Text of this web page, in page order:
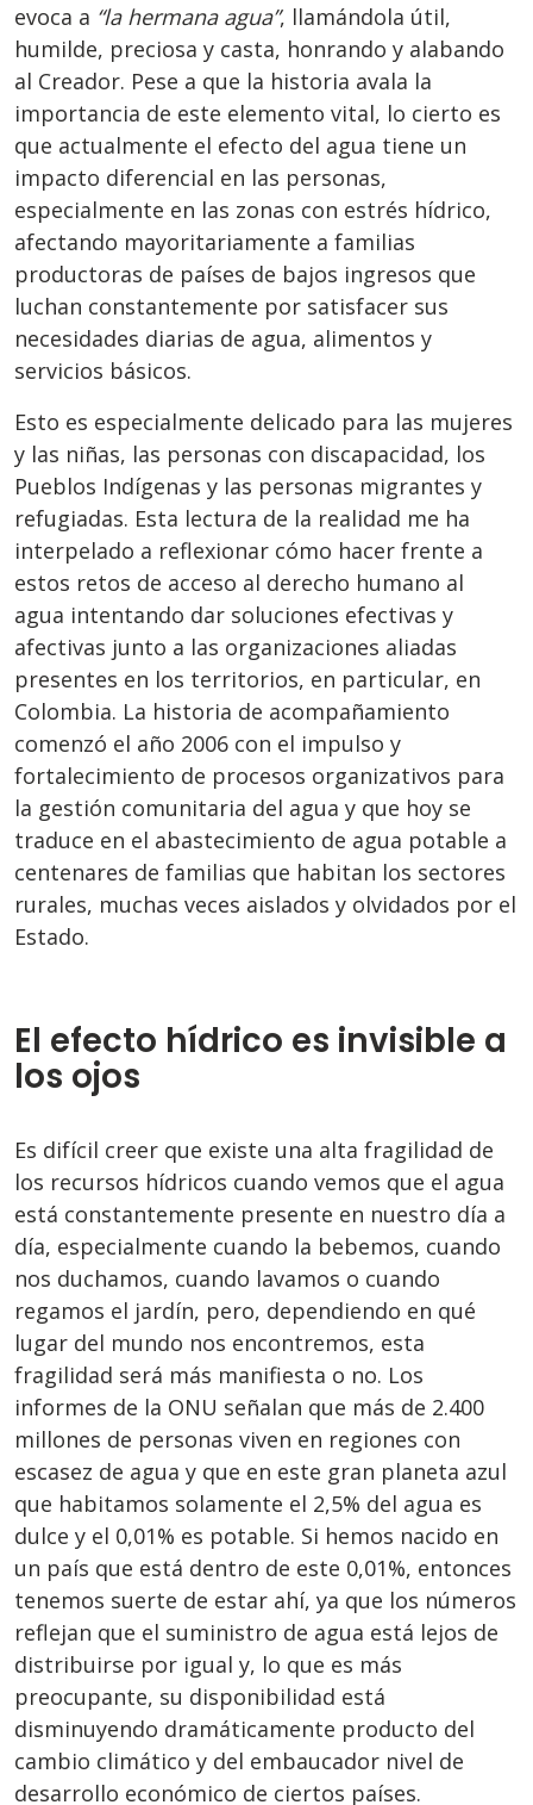
evoca a “la hermana agua”, llamándola útil,
humilde, preciosa y casta, honrando y alabando
al Creador. Pese a que la historia avala la
importancia de este elemento vital, lo cierto es
que actualmente el efecto del agua tiene un
impacto diferencial en las personas,
especialmente en las zonas con estrés hídrico,
afectando mayoritariamente a familias
productoras de países de bajos ingresos que
luchan constantemente por satisfacer sus
necesidades diarias de agua, alimentos y
servicios básicos.
Esto es especialmente delicado para las mujeres
y las niñas, las personas con discapacidad, los
Pueblos Indígenas y las personas migrantes y
refugiadas. Esta lectura de la realidad me ha
interpelado a reflexionar cómo hacer frente a
estos retos de acceso al derecho humano al
agua intentando dar soluciones efectivas y
afectivas junto a las organizaciones aliadas
presentes en los territorios, en particular, en
Colombia. La historia de acompañamiento
comenzó el año 2006 con el impulso y
fortalecimiento de procesos organizativos para
la gestión comunitaria del agua y que hoy se
traduce en el abastecimiento de agua potable a
centenares de familias que habitan los sectores
rurales, muchas veces aislados y olvidados por el
Estado.
El efecto hídrico es invisible a
los ojos
Es difícil creer que existe una alta fragilidad de
los recursos hídricos cuando vemos que el agua
está constantemente presente en nuestro día a
día, especialmente cuando la bebemos, cuando
nos duchamos, cuando lavamos o cuando
regamos el jardín, pero, dependiendo en qué
lugar del mundo nos encontremos, esta
fragilidad será más manifiesta o no. Los
informes de la ONU señalan que más de 2.400
millones de personas viven en regiones con
escasez de agua y que en este gran planeta azul
que habitamos solamente el 2,5% del agua es
dulce y el 0,01% es potable. Si hemos nacido en
un país que está dentro de este 0,01%, entonces
tenemos suerte de estar ahí, ya que los números
reflejan que el suministro de agua está lejos de
distribuirse por igual y, lo que es más
preocupante, su disponibilidad está
disminuyendo dramáticamente producto del
cambio climático y del embaucador nivel de
desarrollo económico de ciertos países.